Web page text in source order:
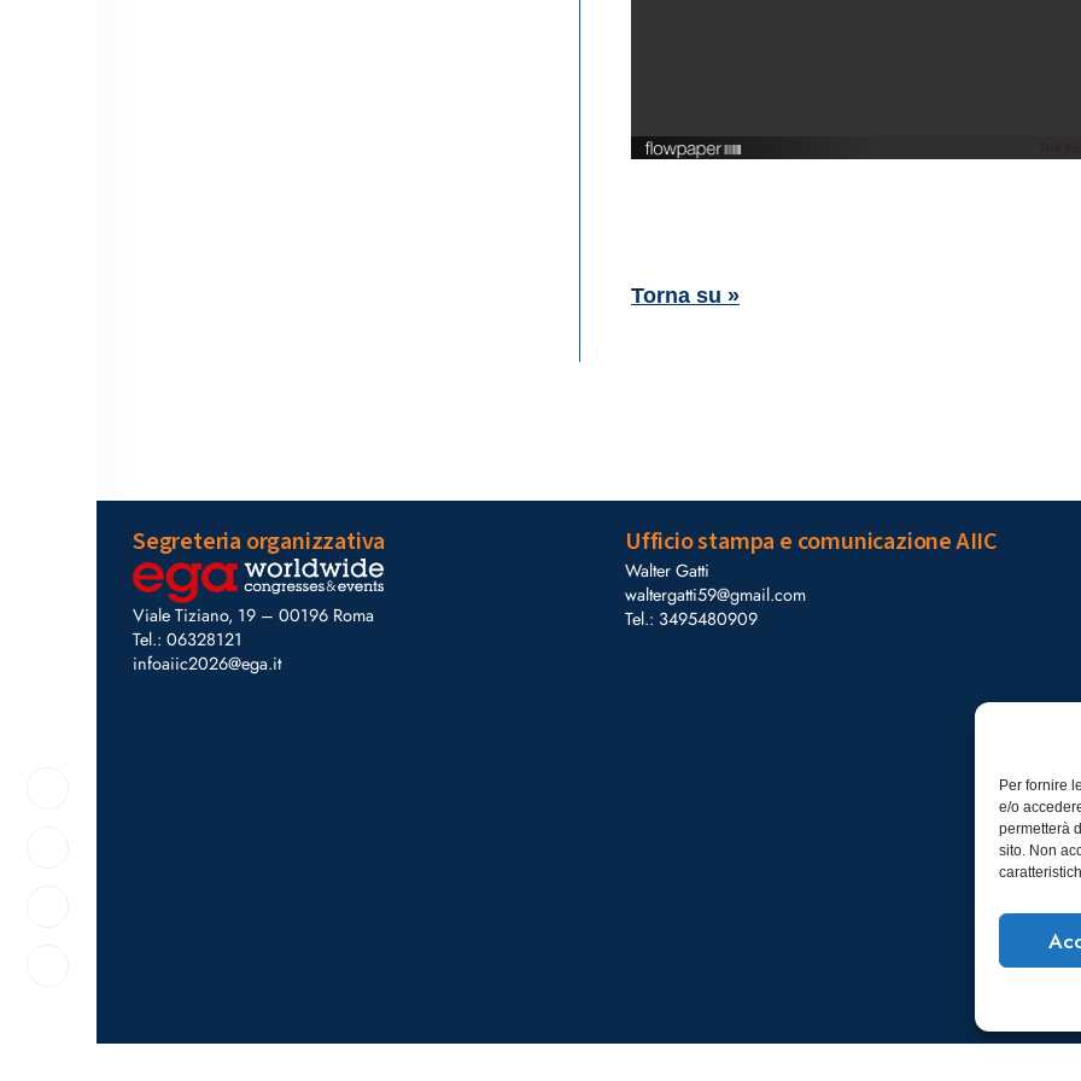
Per fornire
e/o
permetterà
sito. Non
Torna su »
Segreteria organizzativa
Viale Tiziano, 19 – 00196 Roma
Tel.: 06328121
infoaiic2026@ega.it
Ufficio stampa e comunicazione AIIC
Walter Gatti
waltergatti59@gmail.com
Tel.: 3495480909